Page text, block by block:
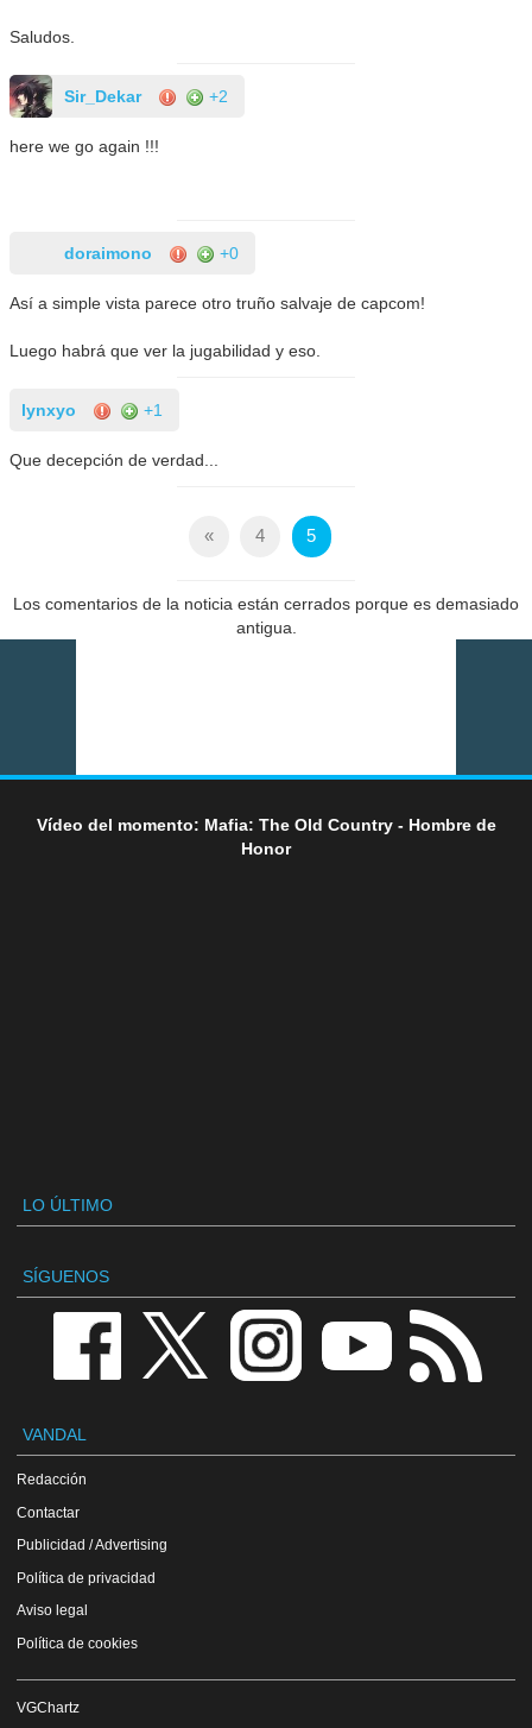
Saludos.
Sir_Dekar +2
here we go again !!!
doraimono +0
Así a simple vista parece otro truño salvaje de capcom!
Luego habrá que ver la jugabilidad y eso.
lynxyo +1
Que decepción de verdad...
« 4 5
Los comentarios de la noticia están cerrados porque es demasiado
antigua.
Vídeo del momento: Mafia: The Old Country - Hombre de
Honor
LO ÚLTIMO
SÍGUENOS
VANDAL
Redacción
Contactar
Publicidad / Advertising
Política de privacidad
Aviso legal
Política de cookies
VGChartz